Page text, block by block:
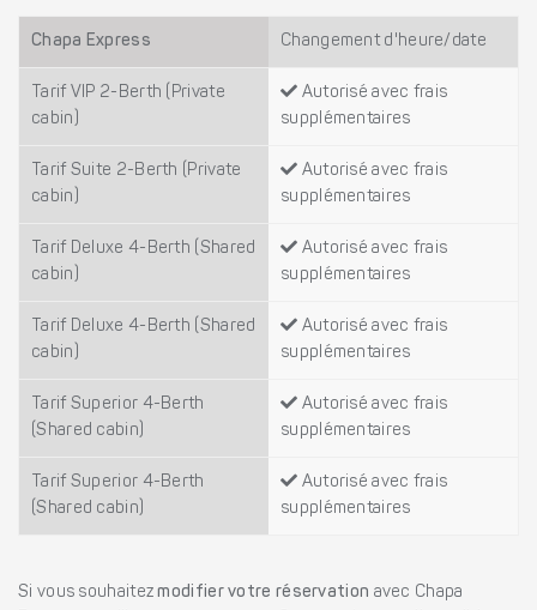
Chapa Express Changement d'heure/date
Tarif VIP 2-Berth (Private
cabin)
Autorisé avec frais
supplémentaires
Tarif Suite 2-Berth (Private
cabin)
Autorisé avec frais
supplémentaires
Tarif Deluxe 4-Berth (Shared
cabin)
Autorisé avec frais
supplémentaires
Tarif Deluxe 4-Berth (Shared
cabin)
Autorisé avec frais
supplémentaires
Tarif Superior 4-Berth
(Shared cabin)
Autorisé avec frais
supplémentaires
Tarif Superior 4-Berth
(Shared cabin)
Autorisé avec frais
supplémentaires
Si vous souhaitezmodifier votre réservation avec Chapa